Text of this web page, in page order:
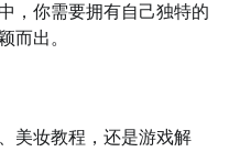
，你需要拥有自己独特的
而出。
美妆教程，还是游戏解